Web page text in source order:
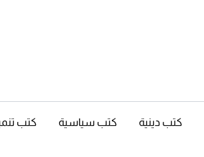
كتب دينية كتب سياسية كتب